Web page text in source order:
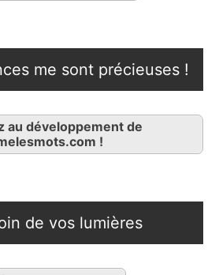
me sont précieuses !
au développement de
!
de vos lumières